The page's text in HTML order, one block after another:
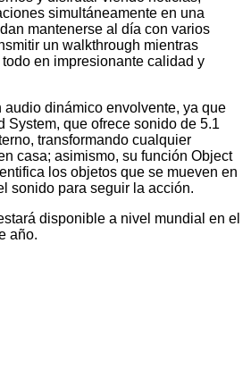
simultáneamente en una
mantenerse al día con varios
un walkthrough mientras
en impresionante calidad y
audio dinámico envolvente, ya que
System, que ofrece sonido de 5.1
transformando cualquier
casa; asimismo, su función Object
los objetos que se mueven en
sonido para seguir la acción.
disponible a nivel mundial en el
año.